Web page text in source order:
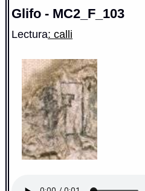
Glifo - MC2_F_103
Lectura: calli